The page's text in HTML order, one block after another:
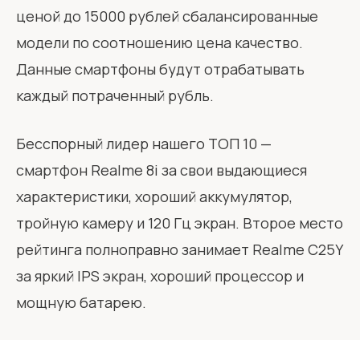
ценой до 15000 рублей сбалансированные
модели по соотношению цена качество.
Данные смартфоны будут отрабатывать
каждый потраченный рубль.
Бесспорный лидер нашего ТОП 10 —
смартфон Realme 8i за свои выдающиеся
характеристики, хороший аккумулятор,
тройную камеру и 120 Гц экран. Второе место
рейтинга полноправно занимает Realme C25Y
за яркий IPS экран, хороший процессор и
мощную батарею.